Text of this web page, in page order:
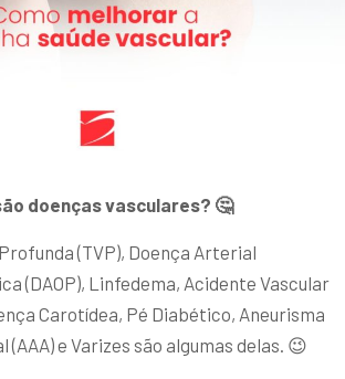
doenças vasculares? 🤔
(TVP), Doença Arterial
(DAOP), Linfedema, Acidente Vascular
Carotídea, Pé Diabético, Aneurisma
e Varizes são algumas delas. 😉